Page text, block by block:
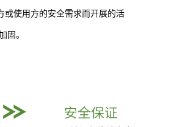
或使用方的安全需求而开展的活
固。